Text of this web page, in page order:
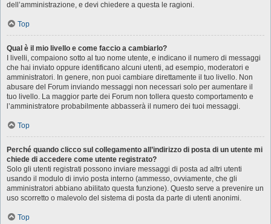
dell’amministrazione, e devi chiedere a questa le ragioni.
Top
Qual è il mio livello e come faccio a cambiarlo?
I livelli, compaiono sotto al tuo nome utente, e indicano il numero di messaggi
che hai inviato oppure identificano alcuni utenti, ad esempio, moderatori e
amministratori. In genere, non puoi cambiare direttamente il tuo livello. Non
abusare del Forum inviando messaggi non necessari solo per aumentare il
tuo livello. La maggior parte dei Forum non tollera questo comportamento e
l’amministratore probabilmente abbasserà il numero dei tuoi messaggi.
Top
Perché quando clicco sul collegamento all’indirizzo di posta di un utente mi
chiede di accedere come utente registrato?
Solo gli utenti registrati possono inviare messaggi di posta ad altri utenti
usando il modulo di invio posta interno (ammesso, ovviamente, che gli
amministratori abbiano abilitato questa funzione). Questo serve a prevenire un
uso scorretto o malevolo del sistema di posta da parte di utenti anonimi.
Top